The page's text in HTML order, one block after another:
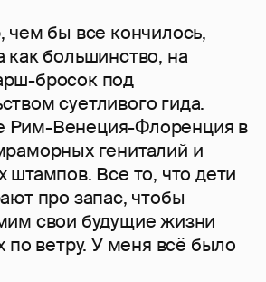
бы все кончилось,
как большинство, на
бросок под
суетливого гида.
Рим-Венеция-Флоренция в
гениталий и
штампов. Все то, что дети
про запас, чтобы
свои будущие жизни
по ветру. У меня всё было